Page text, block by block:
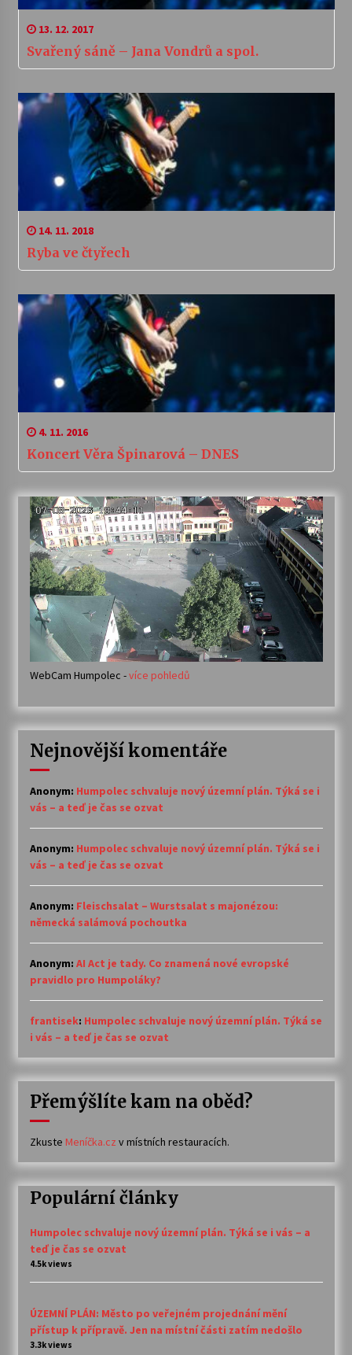
13. 12. 2017
Svařený sáně – Jana Vondrů a spol.
14. 11. 2018
Ryba ve čtyřech
4. 11. 2016
Koncert Věra Špinarová – DNES
WebCam Humpolec -více pohledů
Nejnovější komentáře
Anonym: Humpolec schvaluje nový územní plán. Týká se i
vás – a teď je čas se ozvat
Anonym: Humpolec schvaluje nový územní plán. Týká se i
vás – a teď je čas se ozvat
Anonym: Fleischsalat – Wurstsalat s majonézou:
německá salámová pochoutka
Anonym: AI Act je tady. Co znamená nové evropské
pravidlo pro Humpoláky?
frantisek: Humpolec schvaluje nový územní plán. Týká se
i vás – a teď je čas se ozvat
Přemýšlíte kam na oběd?
Zkuste Meníčka.cz v místních restauracích.
Populární články
Humpolec schvaluje nový územní plán. Týká se i vás – a
teď je čas se ozvat
4.5k views
ÚZEMNÍ PLÁN: Město po veřejném projednání mění
přístup k přípravě. Jen na místní části zatím nedošlo
3.3k views